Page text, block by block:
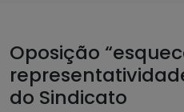
Oposição
do Sindicato